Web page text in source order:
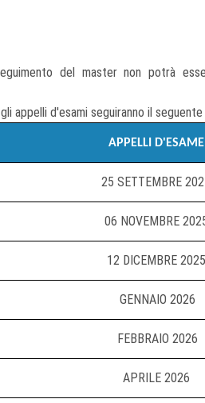
del master non potrà
appelli d'esami seguiranno il
APPELLI D'ESAME
25 SETTEMBRE
06 NOVEMBRE
12 DICEMBRE 2025
GENNAIO 2026
FEBBRAIO 2026
APRILE 2026